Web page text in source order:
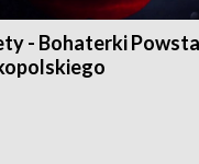
- Bohaterki